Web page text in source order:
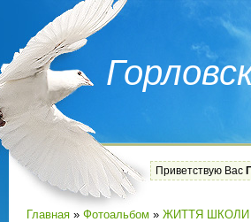
Приветствую Вас
Главная » Фотоальбом » ЖИТТЯ ШКОЛИ